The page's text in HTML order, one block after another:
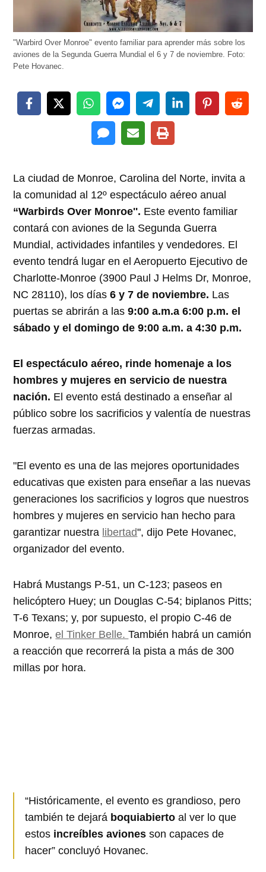
"Warbird Over Monroe" evento familiar para aprender más sobre los
aviones de la Segunda Guerra Mundial el 6 y 7 de noviembre. Foto:
Pete Hovanec.
La ciudad de Monroe, Carolina del Norte, invita a
la comunidad al 12º espectáculo aéreo anual
“Warbirds Over Monroe''. Este evento familiar
contará con aviones de la Segunda Guerra
Mundial, actividades infantiles y vendedores. El
evento tendrá lugar en el Aeropuerto Ejecutivo de
Charlotte-Monroe (3900 Paul J Helms Dr, Monroe,
NC 28110), los días 6 y 7 de noviembre. Las
puertas se abrirán a las9:00 a.m.a 6:00 p.m. el
sábado y el domingo de 9:00 a.m. a 4:30 p.m.
El espectáculo aéreo, rinde homenaje a los
hombres y mujeres en servicio de nuestra
nación. El evento está destinado a enseñar al
público sobre los sacrificios y valentía de nuestras
fuerzas armadas.
"El evento es una de las mejores oportunidades
educativas que existen para enseñar a las nuevas
generaciones los sacrificios y logros que nuestros
hombres y mujeres en servicio han hecho para
garantizar nuestra libertad", dijo Pete Hovanec,
organizador del evento.
Habrá Mustangs P-51, un C-123; paseos en
helicóptero Huey; un Douglas C-54; biplanos Pitts;
T-6 Texans; y, por supuesto, el propio C-46 de
Monroe,el Tinker Belle.También habrá un camión
a reacción que recorrerá la pista a más de 300
millas por hora.
“Históricamente, el evento es grandioso, pero
también te dejará boquiabiertoal ver lo que
estos increíbles aviones son capaces de
hacer” concluyó Hovanec.